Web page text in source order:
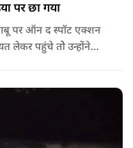
पर छा गया
बाबू पर ऑन द स्पॉट एक्शन
लेकर पहुंचे तोे उन्होंने